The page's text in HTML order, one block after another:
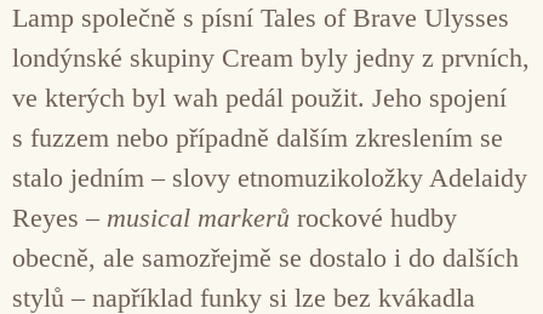
Lamp společně s písní Tales of Brave Ulysses
londýnské skupiny Cream byly jedny z prvních,
ve kterých byl wah pedál použit. Jeho spojení
s fuzzem nebo případně dalším zkreslením se
stalo jedním – slovy etnomuzikoložky Adelaidy
Reyes – musical markerů rockové hudby
obecně, ale samozřejmě se dostalo i do dalších
stylů – například funky si lze bez kvákadla